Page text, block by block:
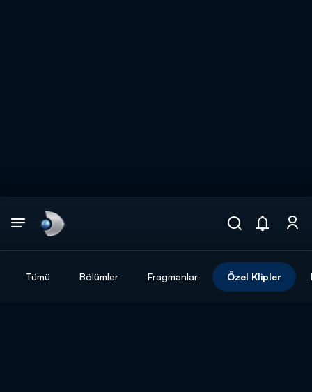
Tümü Bölümler Fragmanlar Özel Klipler